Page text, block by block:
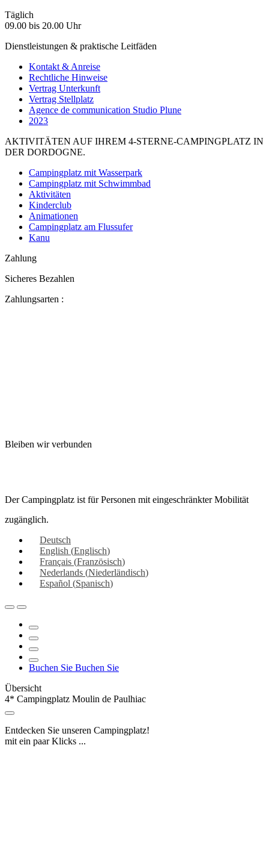
Täglich
09.00 bis 20.00 Uhr
Dienstleistungen & praktische Leitfäden
Kontakt & Anreise
Rechtliche Hinweise
Vertrag Unterkunft
Vertrag Stellplatz
Agence de communication Studio Plune
2023
AKTIVITÄTEN AUF IHREM 4-STERNE-CAMPINGPLATZ IN
DER DORDOGNE.
Campingplatz mit Wasserpark
Campingplatz mit Schwimmbad
Aktivitäten
Kinderclub
Animationen
Campingplatz am Flussufer
Kanu
Zahlung
Sicheres Bezahlen
Zahlungsarten :
Bleiben wir verbunden
Der Campingplatz ist für Personen mit eingeschränkter Mobilität
zugänglich.
Deutsch
English (Englisch)
Français (Französisch)
Nederlands (Niederländisch)
Español (Spanisch)
Buchen Sie Buchen Sie
Übersicht
4* Campingplatz Moulin de Paulhiac
Entdecken Sie unseren Campingplatz!
mit ein paar Klicks ...